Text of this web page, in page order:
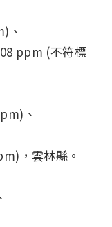
、
(不符標
、
，雲林縣。